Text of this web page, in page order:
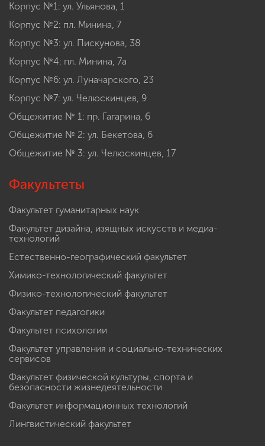
Корпус №1: ул. Ульянова, 1
Корпус №2: пл. Минина, 7
Корпус №3: ул. Пискунова, 38
Корпус №4: пл. Минина, 7а
Корпус №6: ул. Луначарского, 23
Корпус №7: ул. Челюскинцев, 9
Общежитие № 1: пр. Гагарина, 6
Общежитие № 2: ул. Бекетова, 6
Общежитие № 3: ул. Челюскинцев, 17
Факультеты
Факультет гуманитарных наук
Факультет дизайна, изящных искусств и медиа-
технологий
Естественно-географический факультет
Химико-технологический факультет
Физико-технологический факультет
Факультет педагогики
Факультет психологии
Факультет управления и социально-технических
сервисов
Факультет физической культуры, спорта и
безопасности жизнедеятельности
Факультет информационных технологий
Лингвистический факультет